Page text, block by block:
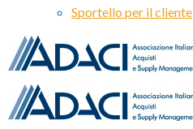
Sportello per il cliente